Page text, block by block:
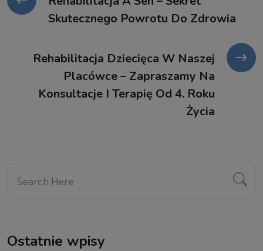
Skutecznego Powrotu Do Zdrowia
Rehabilitacja Dziecięca W Naszej
Placówce – Zapraszamy Na
Konsultacje I Terapię Od 4. Roku
Życia
Ostatnie wpisy